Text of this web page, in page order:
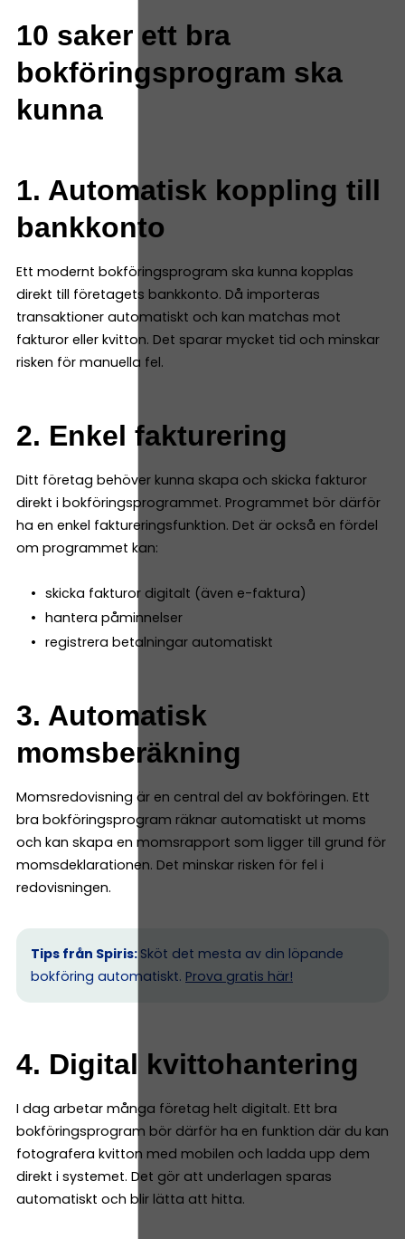
10 saker ett bra
bokföringsprogram ska
kunna
1. Automatisk koppling till
bankkonto
Ett modernt bokföringsprogram ska kunna kopplas
direkt till företagets bankkonto. Då importeras
transaktioner automatiskt och kan matchas mot
fakturor eller kvitton. Det sparar mycket tid och minskar
risken för manuella fel.
2. Enkel fakturering
Ditt företag behöver kunna skapa och skicka fakturor
direkt i bokföringsprogrammet. Programmet bör därför
ha en enkel faktureringsfunktion. Det är också en fördel
om programmet kan:
skicka fakturor digitalt (även e-faktura)
hantera påminnelser
registrera betalningar automatiskt
3. Automatisk
momsberäkning
Momsredovisning är en central del av bokföringen. Ett
bra bokföringsprogram räknar automatiskt ut moms
och kan skapa en momsrapport som ligger till grund för
momsdeklarationen. Det minskar risken för fel i
redovisningen.
Tips från Spiris: Sköt det mesta av din löpande
bokföring automatiskt. Prova gratis här!
4. Digital kvittohantering
I dag arbetar många företag helt digitalt. Ett bra
bokföringsprogram bör därför ha en funktion där du kan
fotografera kvitton med mobilen och ladda upp dem
direkt i systemet. Det gör att underlagen sparas
automatiskt och blir lätta att hitta.